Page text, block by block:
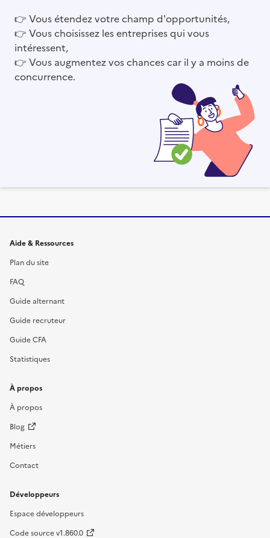
👉 Vous étendez votre champ d'opportunités,
👉 Vous choisissez les entreprises qui vous
intéressent,
👉 Vous augmentez vos chances car il y a moins de
concurrence.
Informations et liens du site
Aide & Ressources
Plan du site
FAQ
Guide alternant
Guide recruteur
Guide CFA
Statistiques
À propos
À propos
Blog
Métiers
Contact
Développeurs
Espace développeurs
Code source v1.860.0